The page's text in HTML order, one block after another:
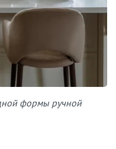
формы ручной